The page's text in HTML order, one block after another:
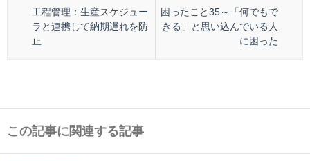
工程管理：生産スケジュー
ラと連携して納期遅れを防
止
困ったこと35～「何でもで
きる」と思い込んでいる人
に困った
この記事に関連する記事